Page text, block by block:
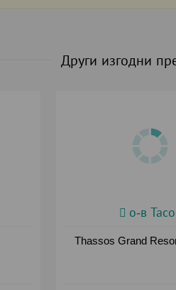
Други изгодни
о-в
Thassos Grand